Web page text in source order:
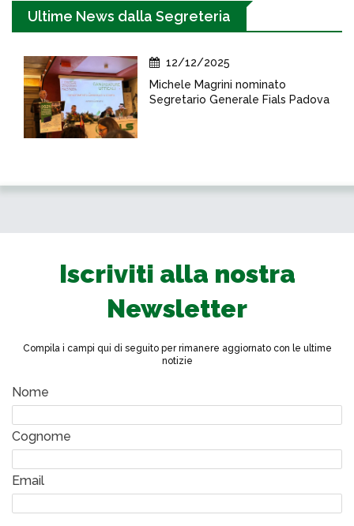
Ultime News dalla Segreteria
12/12/2025
Michele Magrini nominato
Segretario Generale Fials Padova
Iscriviti alla nostra
Newsletter
Compila i campi qui di seguito per rimanere aggiornato con le ultime
notizie
Nome
Cognome
Email